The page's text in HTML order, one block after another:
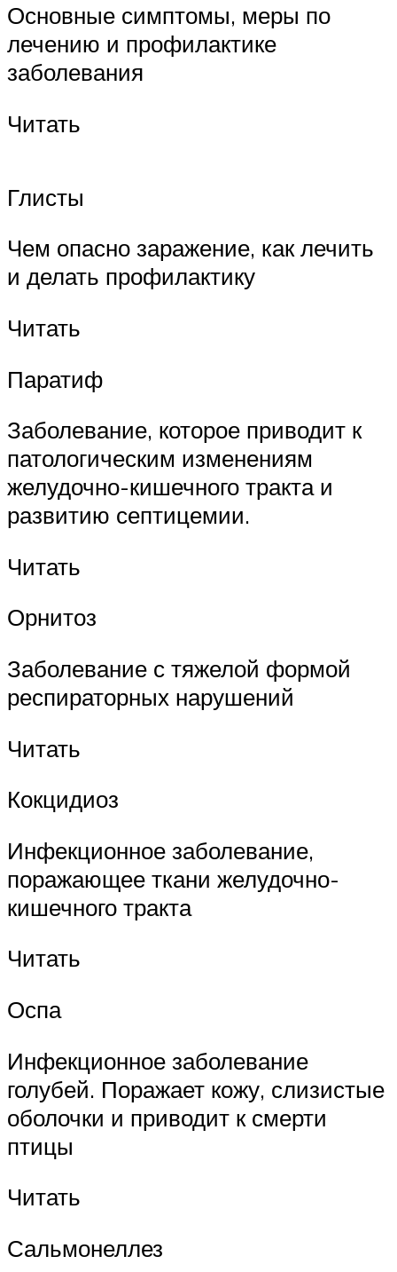
Основные симптомы, меры по
лечению и профилактике
заболевания
Читать
Глисты
Чем опасно заражение, как лечить
и делать профилактику
Читать
Паратиф
Заболевание, которое приводит к
патологическим изменениям
желудочно-кишечного тракта и
развитию септицемии.
Читать
Орнитоз
Заболевание с тяжелой формой
респираторных нарушений
Читать
Кокцидиоз
Инфекционное заболевание,
поражающее ткани желудочно-
кишечного тракта
Читать
Оспа
Инфекционное заболевание
голубей. Поражает кожу, слизистые
оболочки и приводит к смерти
птицы
Читать
Сальмонеллез